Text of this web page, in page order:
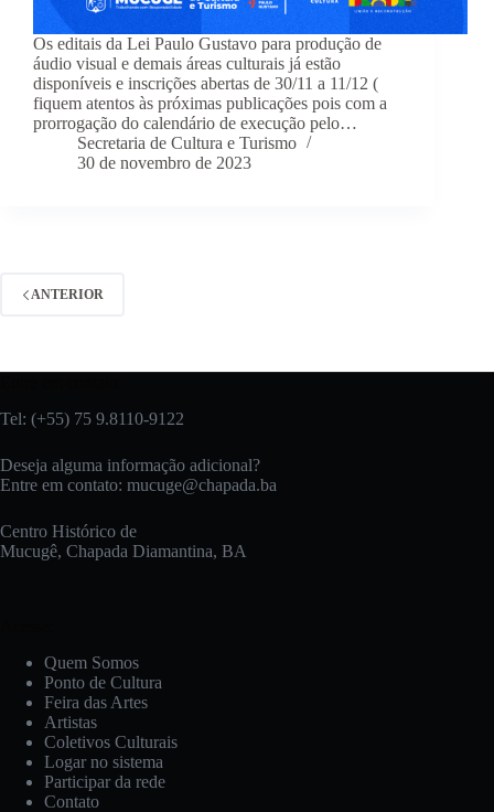
Os editais da Lei Paulo Gustavo para produção de
áudio visual e demais áreas culturais já estão
disponíveis e inscrições abertas de 30/11 a 11/12 (
fiquem atentos às próximas publicações pois com a
prorrogação do calendário de execução pelo…
Secretaria de Cultura e Turismo
30 de novembro de 2023
ANTERIOR
Tel: (+55) 75 9.8110-9122
Deseja alguma informação adicional?
Entre em contato: mucuge@chapada.ba
Centro Histórico de
Mucugê, Chapada Diamantina, BA
Quem Somos
Ponto de Cultura
Feira das Artes
Artistas
Coletivos Culturais
Logar no sistema
Participar da rede
Contato